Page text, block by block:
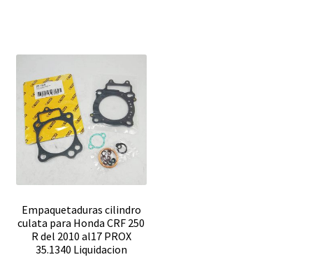
se
Empaquetaduras cilindro
culata para Honda CRF 250
R del 2010 al17 PROX
35.1340 Liquidacion